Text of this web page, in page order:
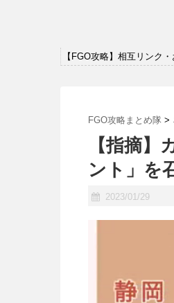
【FGO攻略】相互リンク
FGO攻略まとめ隊 >
【指摘
ント」を
2023/01/29